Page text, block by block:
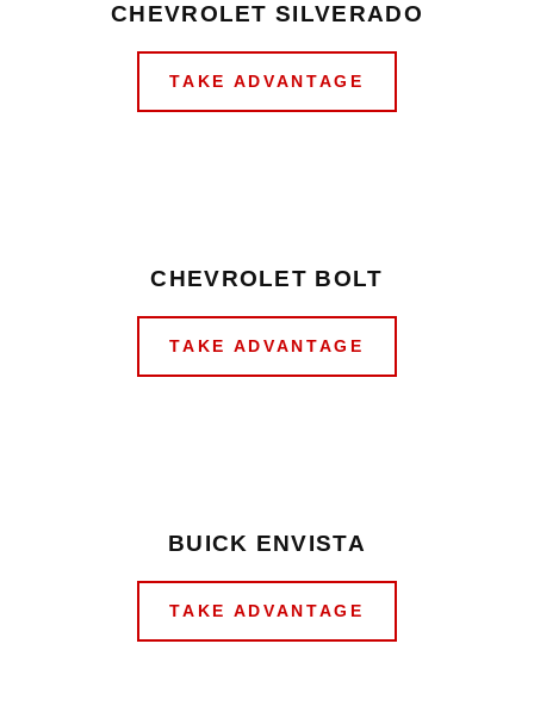
CHEVROLET SILVERADO
TAKE ADVANTAGE
CHEVROLET BOLT
TAKE ADVANTAGE
BUICK ENVISTA
TAKE ADVANTAGE